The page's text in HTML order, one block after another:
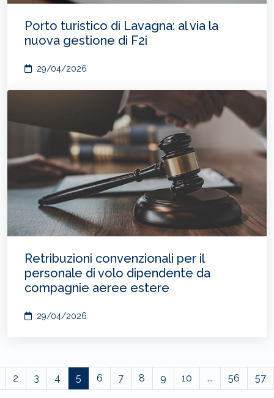
Porto turistico di Lavagna: al via la
nuova gestione di F2i
29/04/2026
Retribuzioni convenzionali per il
personale di volo dipendente da
compagnie aeree estere
29/04/2026
2 3 4 5 6 7 8 9 10 ... 56 57